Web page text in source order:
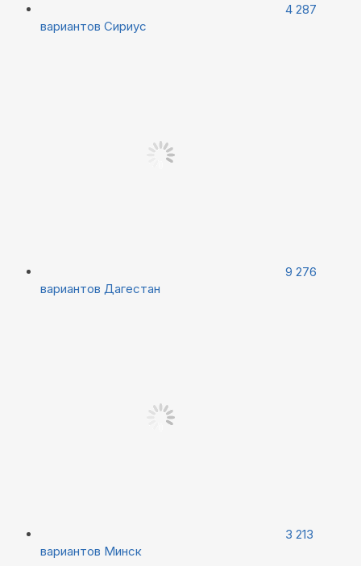
4 287
вариантов Сириус
9 276
вариантов Дагестан
3 213
вариантов Минск